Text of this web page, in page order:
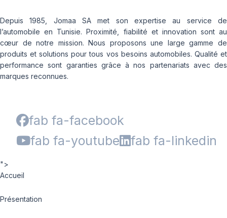
Depuis 1985, Jomaa SA met son expertise au service de
l’automobile en Tunisie. Proximité, fiabilité et innovation sont au
cœur de notre mission. Nous proposons une large gamme de
produits et solutions pour tous vos besoins automobiles. Qualité et
performance sont garanties grâce à nos partenariats avec des
marques reconnues.
fab fa-facebook
fab fa-youtube
fab fa-linkedin
">
Accueil
Présentation